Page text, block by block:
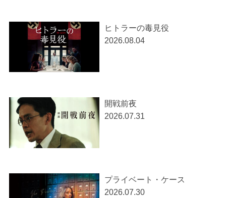
ヒトラーの毒見役
2026.08.04
開戦前夜
2026.07.31
プライベート・ケース
2026.07.30